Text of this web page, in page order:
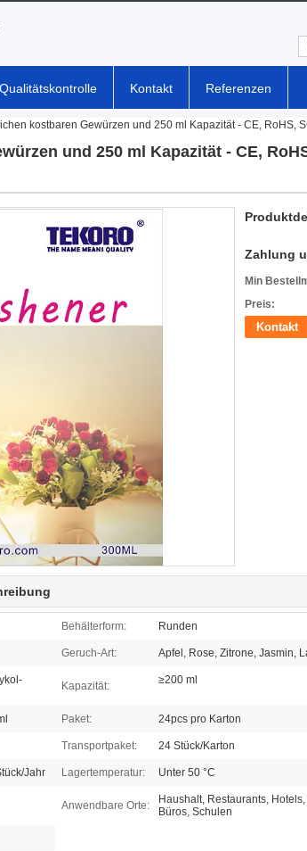
Qualitätskontrolle Kontakt Referenzen
kostbaren Gewürzen und 250 ml Kapazität - CE, RoHS,
und 250 ml Kapazität - CE,
Zahlung
Min
Preis:
Kontakt
Behälterform: Runden
Geruch-Art: Apfel, Rose, Zitrone, Jasmin,
Kapazität: ≥200 ml
Paket: 24pcs pro Karton
Transportpaket: 24 Stück/Karton
Jahr Lagertemperatur: Unter 50 °C
Anwendbare Orte:
Haushalt, Restaurants,
Büros, Schulen